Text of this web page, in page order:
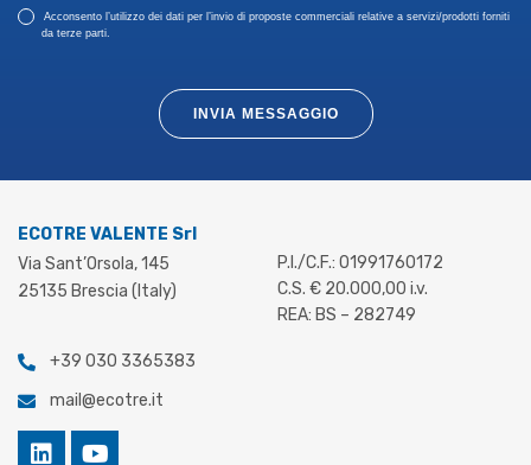
Acconsento l’utilizzo dei dati per l’invio di proposte commerciali relative a servizi/prodotti forniti
da terze parti.
INVIA MESSAGGIO
ECOTRE VALENTE Srl
Via Sant’Orsola, 145
25135 Brescia (Italy)
+39 030 3365383
mail@ecotre.it
P.I./C.F.: 01991760172
C.S. € 20.000,00 i.v.
REA: BS – 282749